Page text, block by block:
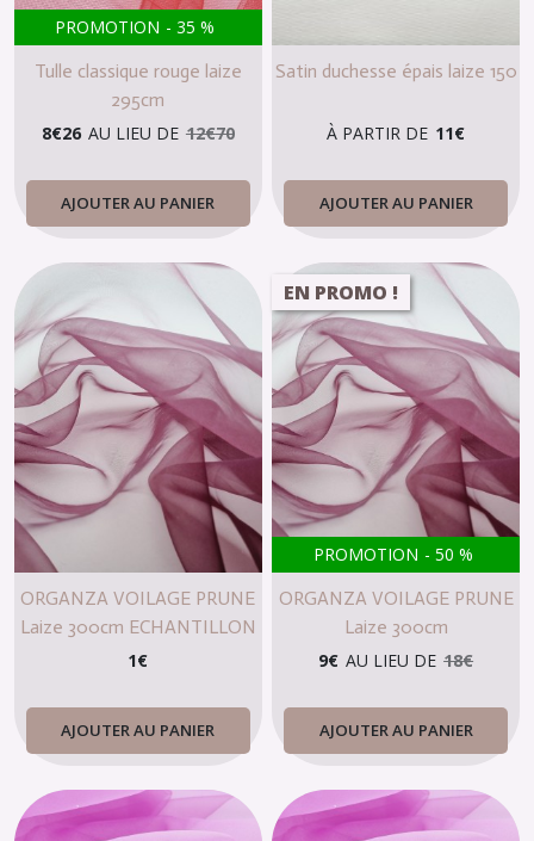
PROMOTION - 35 %
Tulle classique rouge laize
295cm
8€26 AU LIEU DE 12€70
AJOUTER AU PANIER
Satin duchesse épais laize 150
À PARTIR DE 11€
AJOUTER AU PANIER
ORGANZA VOILAGE PRUNE
Laize 300cm ECHANTILLON
1€
AJOUTER AU PANIER
EN PROMO !
PROMOTION - 50 %
ORGANZA VOILAGE PRUNE
Laize 300cm
9€ AU LIEU DE 18€
AJOUTER AU PANIER